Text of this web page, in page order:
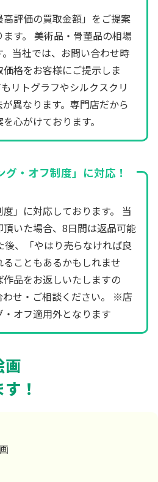
評価の買取金額」をご提案
す。 美術品・骨董品の相場
当社では、お問い合わせ時
格をお客様にご提示しま
リトグラフやシルクスクリ
異なります。専門店だから
心がけております。
グ・オフ制度」に対応！
度」に対応しております。 当
いた場合、8日間は返品可能
後、「やはり売らなければ良
こともあるかもしれませ
品をお返しいたしますの
わせ・ご相談ください。 ※店
オフ適用外となります
画
！